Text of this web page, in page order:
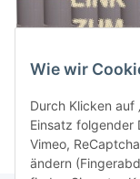
Wie wir
Durch Klicken auf
Einsatz folgender
Vimeo,
ändern